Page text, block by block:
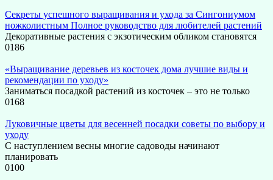
Секреты успешного выращивания и ухода за Сингониумом
ножколистным Полное руководство для любителей растений
Декоративные растения с экзотическим обликом становятся
0186
«Выращивание деревьев из косточек дома лучшие виды и
рекомендации по уходу»
Заниматься посадкой растений из косточек – это не только
0168
Луковичные цветы для весенней посадки советы по выбору и
уходу
С наступлением весны многие садоводы начинают
планировать
0100